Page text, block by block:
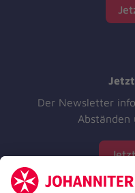
Der Newsletter
Abständen